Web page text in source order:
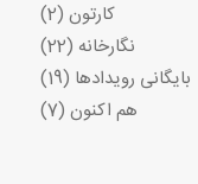
کارتون (2)
نگارخانه (22)
بایگانی رویدادها (19)
هم اکنون (7)